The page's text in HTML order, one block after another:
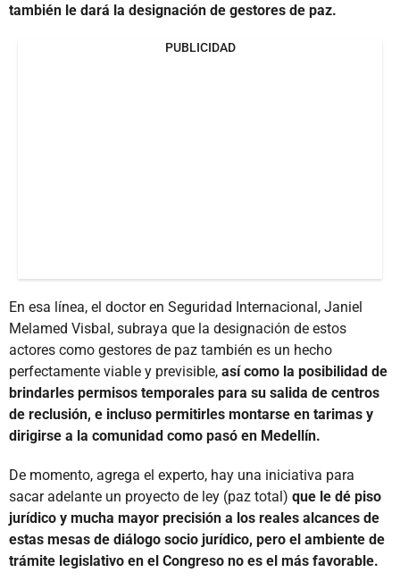
también le dará la designación de gestores de paz.
PUBLICIDAD
En esa línea, el doctor en Seguridad Internacional, Janiel
Melamed Visbal, subraya que la designación de estos
actores como gestores de paz también es un hecho
perfectamente viable y previsible, así como la posibilidad de
brindarles permisos temporales para su salida de centros
de reclusión, e incluso permitirles montarse en tarimas y
dirigirse a la comunidad como pasó en Medellín.
De momento, agrega el experto, hay una iniciativa para
sacar adelante un proyecto de ley (paz total) que le dé piso
jurídico y mucha mayor precisión a los reales alcances de
estas mesas de diálogo socio jurídico, pero el ambiente de
trámite legislativo en el Congreso no es el más favorable.